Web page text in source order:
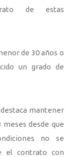
de estas
de 30 años o
un grado de
mantener
desde que
no se
el contrato con